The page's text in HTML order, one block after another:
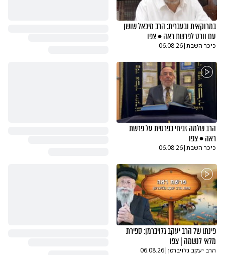
במרוקאית ובעברית: הרב מיכאל שושן
עם וורט לפרשת ראה • צפו
כיכר השבת|
06.08.26
הרב שלמה זביחי בפרסית על פרשת
ראה • צפו
כיכר השבת|
06.08.26
פינתו של הרב יעקב גלויברמן: ספירת
מלאי לנשמה | צפו
הרב יעקב גלויברמן|
06.08.26